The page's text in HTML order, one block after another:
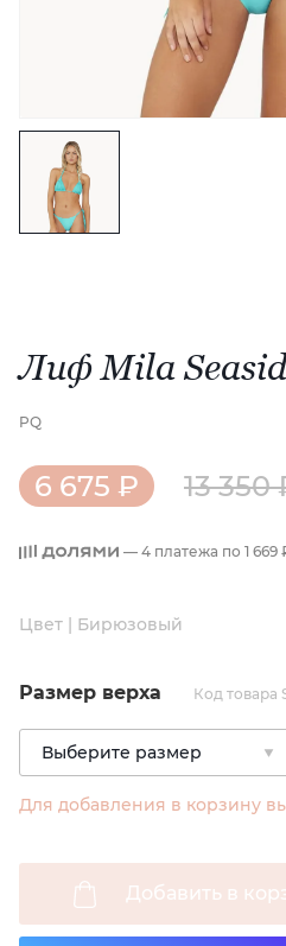
Лиф Mila
PQ
6 675 ₽ 13 350
— 4 платежа по 1 669
Цвет | Бирюзовый
Размер верха Код товара
Для добавления в корзину
Добавить в